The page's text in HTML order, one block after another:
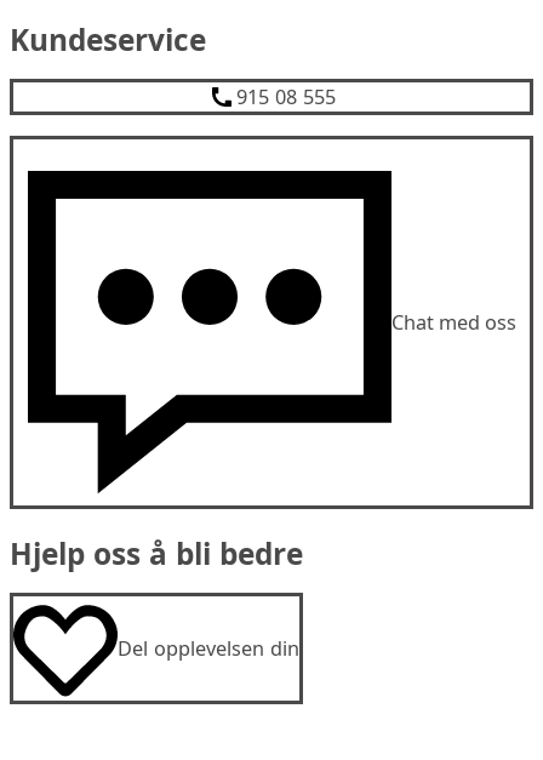
Kundeservice
915 08 555
Chat med oss
Hjelp oss å bli bedre
Del opplevelsen din